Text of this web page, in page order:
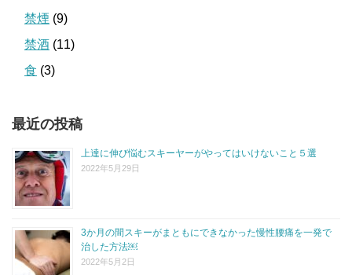
禁煙 (9)
禁酒 (11)
食 (3)
最近の投稿
上達に伸び悩むスキーヤーがやってはいけないこと５選
2022年5月29日
3か月の間スキーがまともにできなかった慢性腰痛を一発で
治した方法￼
2022年5月2日